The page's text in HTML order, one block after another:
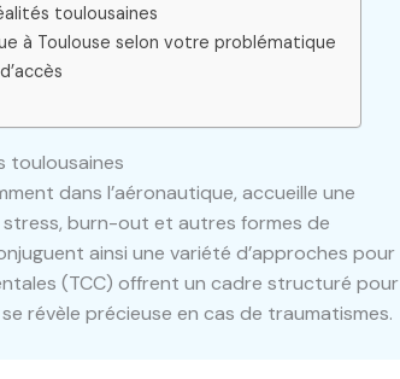
toulousaines
à Toulouse selon votre problématique
toulousaines
dans l’aéronautique, accueille une
burn-out et autres formes de
ainsi une variété d’approches pour
(TCC) offrent un cadre structuré pour
révèle précieuse en cas de traumatismes.